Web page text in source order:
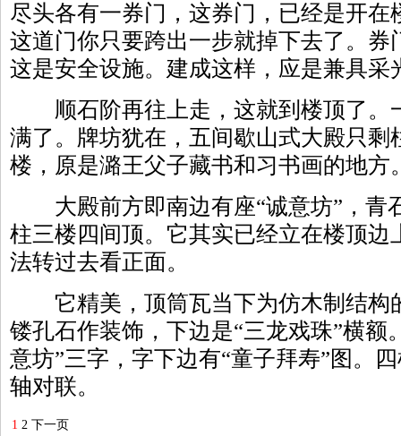
尽头各有一券门，这券门，已经是开在
这道门你只要跨出一步就掉下去了。券
这是安全设施。建成这样，应是兼具采
顺石阶再往上走，这就到楼顶了。
满了。牌坊犹在，五间歇山式大殿只剩
楼，原是潞王父子藏书和习书画的地方
大殿前方即南边有座“诚意坊”，青
柱三楼四间顶。它其实已经立在楼顶边
法转过去看正面。
它精美，顶筒瓦当下为仿木制结构
镂孔石作装饰，下边是“三龙戏珠”横额
意坊”三字，字下边有“童子拜寿”图。
轴对联。
1 2 下一页